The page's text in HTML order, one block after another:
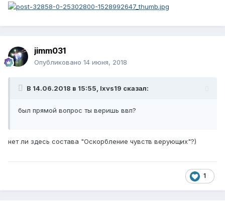
jimm031
Опубликовано 14 июня, 2018
В 14.06.2018 в 15:55, lxvs19 сказал:
был прямой вопрос ты веришь ввп?
нет ли здесь состава "Оскорбление чувств верующих"?)
1